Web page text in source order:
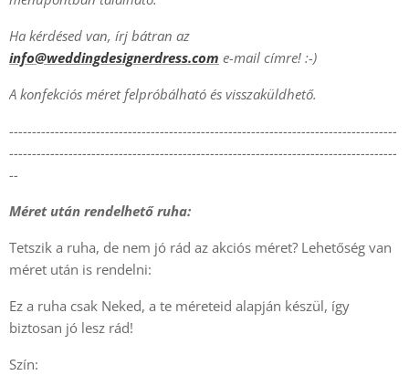
Ha kérdésed van, írj bátran az
info@weddingdesignerdress.com e-mail címre! :-)
A konfekciós méret felpróbálható és visszaküldhető.
-------------------------------------------------------------------------------------
-------------------------------------------------------------------------------------
--
Méret után rendelhető ruha:
Tetszik a ruha, de nem jó rád az akciós méret? Lehetőség van
méret után is rendelni:
Ez a ruha csak Neked, a te méreteid alapján készül, így
biztosan jó lesz rád!
Szín: